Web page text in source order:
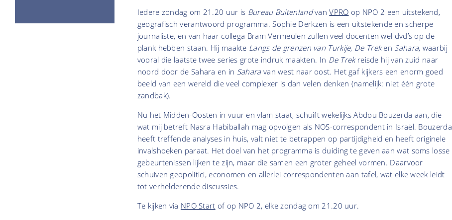
Iedere zondag om 21.20 uur is Bureau BuitenlandvanVPRO op NPO 2 een uitstekend,
geografisch verantwoord programma. Sophie Derkzen is een uitstekende en scherpe
journaliste, en van haar collega Bram Vermeulen zullen veel docenten wel dvd’s op de
plank hebben staan. Hij maakte Langs de grenzen van Turkije, De Treken Sahara, waarbij
vooral die laatste twee series grote indruk maakten. In De Trekreisde hij van zuid naar
noord door de Sahara en in Saharavan west naar oost. Het gaf kijkers een enorm goed
beeld van een wereld die veel complexer is dan velen denken (namelijk: niet één grote
zandbak).
Nu het Midden-Oosten in vuur en vlam staat, schuift wekelijks Abdou Bouzerda aan, die
wat mij betreft Nasra Habiballah mag opvolgen als NOS-correspondent in Israël. Bouzerda
heeft treffende analyses in huis, valt niet te betrappen op partijdigheid en heeft originele
invalshoeken paraat. Het doel van het programma is duiding te geven aan wat soms losse
gebeurtenissen lijken te zijn, maar die samen een groter geheel vormen. Daarvoor
schuiven geopolitici, economen en allerlei correspondenten aan tafel, wat elke week leidt
tot verhelderende discussies.
Te kijken via NPO Start of op NPO 2, elke zondag om 21.20 uur.